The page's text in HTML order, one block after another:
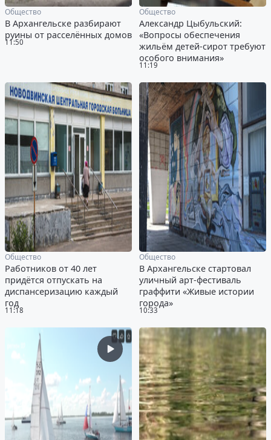
11:50
Общество
В Архангельске разбирают
руины от расселённых домов
11:19
Общество
Александр Цыбульский:
«Вопросы обеспечения
жильём детей-сирот требуют
особого внимания»
11:18
Общество
Работников от 40 лет
придётся отпускать на
диспансеризацию каждый
год
10:33
Общество
В Архангельске стартовал
уличный арт-фестиваль
граффити «Живые истории
города»